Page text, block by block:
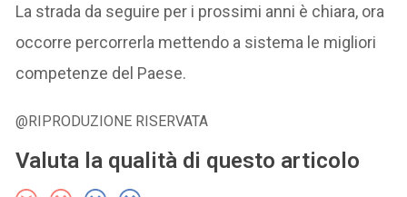
La strada da seguire per i prossimi anni è chiara, ora
occorre percorrerla mettendo a sistema le migliori
competenze del Paese.
@RIPRODUZIONE RISERVATA
Valuta la qualità di questo articolo